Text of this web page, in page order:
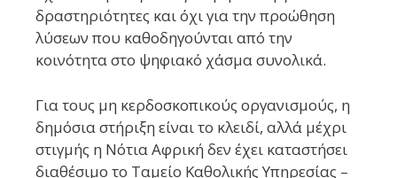
δραστηριότητες και όχι για την προώθηση
λύσεων που καθοδηγούνται από την
κοινότητα στο ψηφιακό χάσμα συνολικά.
Για τους μη κερδοσκοπικούς οργανισμούς, η
δημόσια στήριξη είναι το κλειδί, αλλά μέχρι
στιγμής η Νότια Αφρική δεν έχει καταστήσει
διαθέσιμο το Ταμείο Καθολικής Υπηρεσίας –